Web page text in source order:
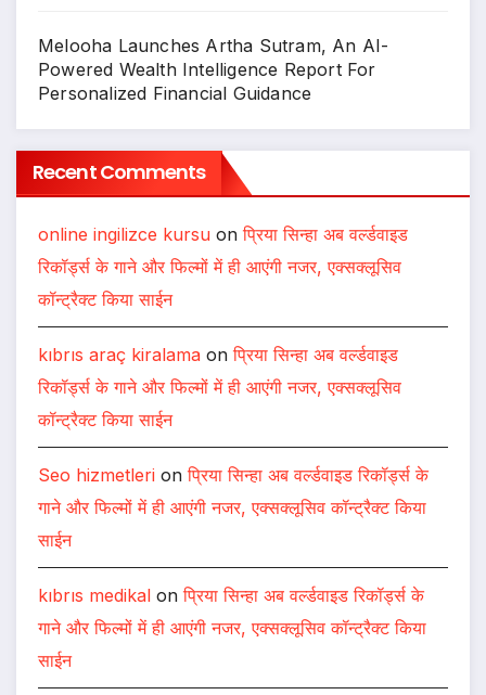
Melooha Launches Artha Sutram, An AI-
Powered Wealth Intelligence Report For
Personalized Financial Guidance
Recent Comments
online ingilizce kursu onप्रिया सिन्हा अब वर्ल्डवाइड
रिकॉर्ड्स के गाने और फिल्मों में ही आएंगी नजर, एक्सक्लूसिव
कॉन्ट्रैक्ट किया साईन
kıbrıs araç kiralama onप्रिया सिन्हा अब वर्ल्डवाइड
रिकॉर्ड्स के गाने और फिल्मों में ही आएंगी नजर, एक्सक्लूसिव
कॉन्ट्रैक्ट किया साईन
Seo hizmetleri onप्रिया सिन्हा अब वर्ल्डवाइड रिकॉर्ड्स के
गाने और फिल्मों में ही आएंगी नजर, एक्सक्लूसिव कॉन्ट्रैक्ट किया
साईन
kıbrıs medikal onप्रिया सिन्हा अब वर्ल्डवाइड रिकॉर्ड्स के
गाने और फिल्मों में ही आएंगी नजर, एक्सक्लूसिव कॉन्ट्रैक्ट किया
साईन